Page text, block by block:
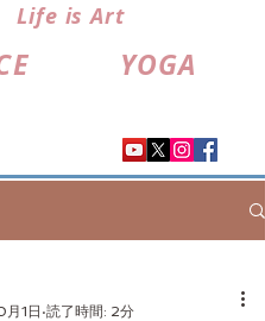
Life is Art
YOGA
1日 読了時間: 2分